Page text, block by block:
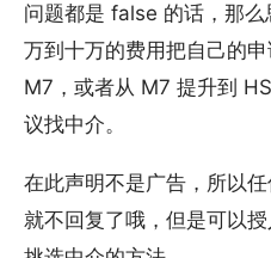
问题都是 false 的话，那
万到十万的费用把自己的
M7，或者从 M7 提升到
议找中介。
在此声明不是广告，所以
就不回复了哦，但是可以